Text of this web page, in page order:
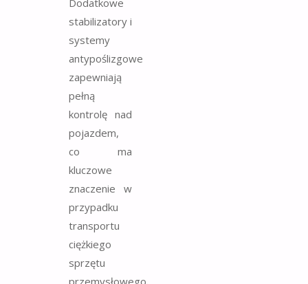
Dodatkowe
stabilizatory i
systemy
antypoślizgowe
zapewniają
pełną
kontrolę nad
pojazdem,
co ma
kluczowe
znaczenie w
przypadku
transportu
ciężkiego
sprzętu